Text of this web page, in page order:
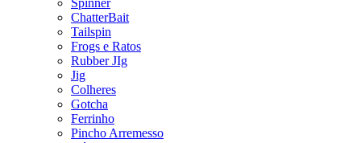
Spinner
ChatterBait
Tailspin
Frogs e Ratos
Rubber JIg
Jig
Colheres
Gotcha
Ferrinho
Pincho Arremesso